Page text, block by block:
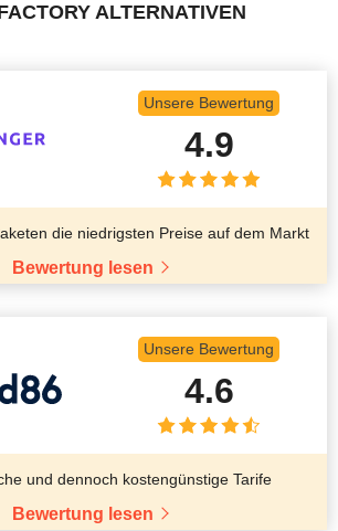
ALTERNATIVEN
Unsere Bewertung
4.9
die niedrigsten Preise auf dem Markt
Bewertung lesen
Unsere Bewertung
4.6
und dennoch kostengünstige Tarife
Bewertung lesen